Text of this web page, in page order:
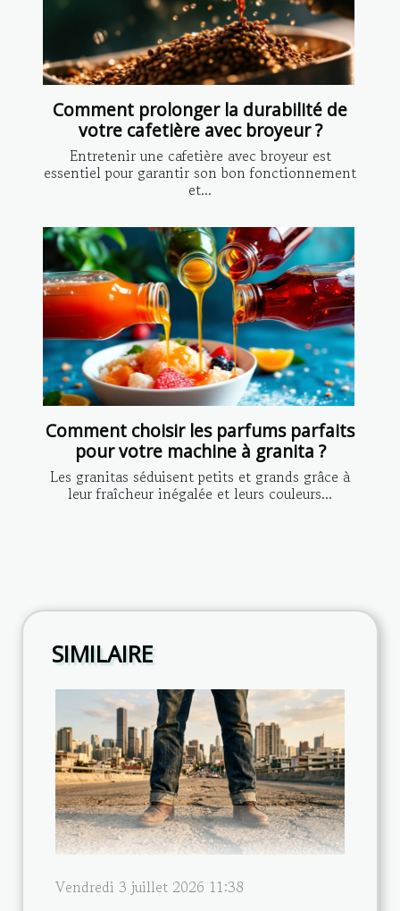
Comment prolonger la durabilité de
votre cafetière avec broyeur ?
Entretenir une cafetière avec broyeur est
essentiel pour garantir son bon fonctionnement
et...
Comment choisir les parfums parfaits
pour votre machine à granita ?
Les granitas séduisent petits et grands grâce à
leur fraîcheur inégalée et leurs couleurs...
SIMILAIRE
Vendredi 3 juillet 2026 11:38